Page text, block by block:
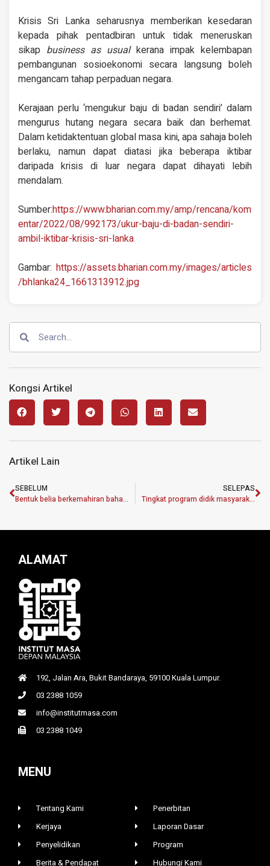
Krisis Sri Lanka seharusnya memberikan kesedaran
kepada pihak pentadbiran untuk tidak meneruskan
sikap business as usualkerana impak kelembapan
pembangunan sosioekonomi secara langsung boleh
mengancam tahap perpaduan negara.
Kerajaan perlu ‘mengukur baju di badan sendiri’ dalam
mengurus hutang negara secara baik dan berhemat.
Dalam ketidaktentuan global masa kini, apa sahaja boleh
berlaku, namun dapat diatasi jika beberapa iktibar
daripada krisis di luar negara dapat dihayati lebih
mendalam.
Sumber:https://www.bharian.com.my/amp/rencana/kom
entar/2022/08/992173/ukur-baju-di-badan-sendiri-
ambil-iktibar-krisis-sri-lanka
Gambar: https://assets.bharian.com.my/images/articles
/bhlanka24_1661313912.jpg
Kongsi Artikel
Artikel Lain
SEBELUM
Bentuk belia berkemahiran baharu, kalis cabaran pascapandemik
SELEPAS
Tingkat program didik masyarakat bina daya tahan kewangan
ALAMAT
192, Jalan Ara, Bukit Bandaraya, 59100 Kuala Lumpur.
03 2388 1059
info@institutmasa.com
03 2388 1049
MENU
Tentang Kami
Kerjaya
Penyelidikan
Berita & Pendapat
Penerbitan
Laporan Dasar
Program
Hubungi Kami